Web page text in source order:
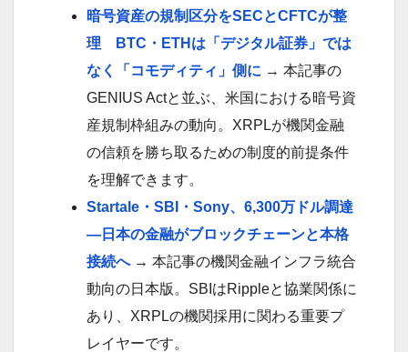
暗号資産の規制区分をSECとCFTCが整
理 BTC・ETHは「デジタル証券」では
なく「コモディティ」側に → 本記事の
GENIUS Actと並ぶ、米国における暗号資
産規制枠組みの動向。XRPLが機関金融
の信頼を勝ち取るための制度的前提条件
を理解できます。
Startale・SBI・Sony、6,300万ドル調達
—日本の金融がブロックチェーンと本格
接続へ→ 本記事の機関金融インフラ統合
動向の日本版。SBIはRippleと協業関係に
あり、XRPLの機関採用に関わる重要プ
レイヤーです。